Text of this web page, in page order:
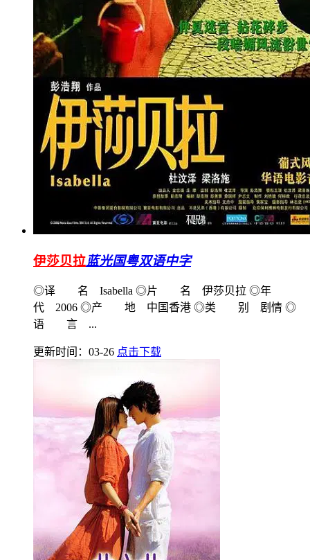
伊莎贝拉蓝光国粤双语中字
◎译 名 Isabella ◎片 名 伊莎贝拉 ◎年
代 2006 ◎产 地 中国香港 ◎类 别 剧情 ◎
语 言 ...
更新时间：03-26 点击下载